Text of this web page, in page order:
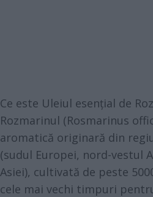
Ce este Uleiul esențial de
Rozmarinul (Rosmarinus
aromatică originară din
(sudul Europei, nord-vestul
Asiei), cultivată de peste
cele mai vechi timpuri